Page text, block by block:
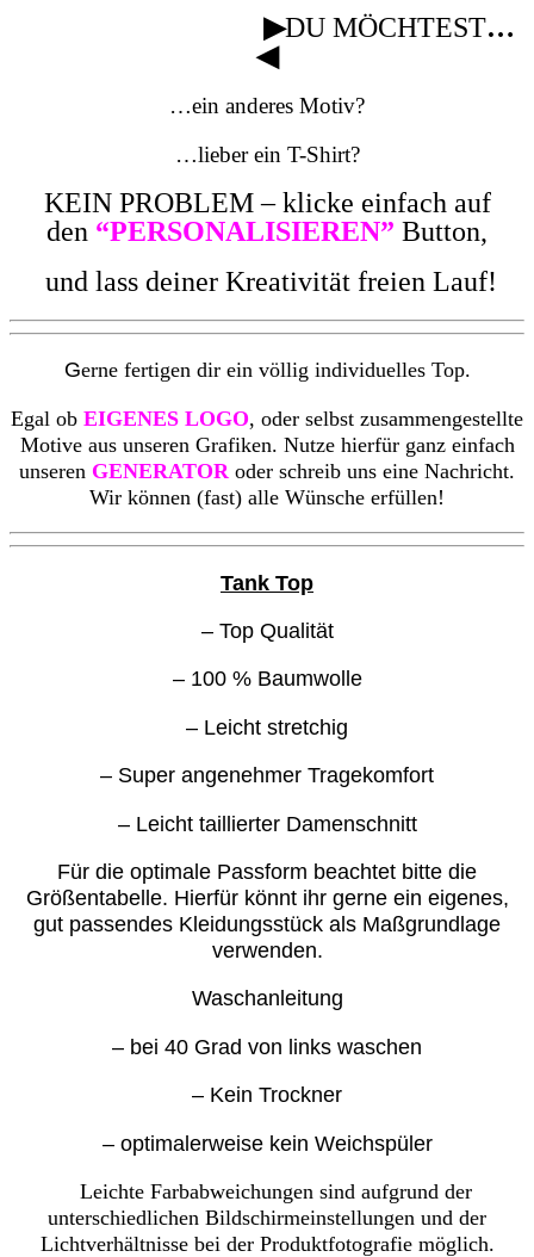
▶DU MÖCHTEST…
◀
…ein anderes Motiv?
…lieber ein T-Shirt?
KEIN PROBLEM – klicke einfach auf
den “PERSONALISIEREN” Button,
und lass deiner Kreativität freien Lauf!
Gerne fertigen dir ein völlig individuelles Top.
Egal ob EIGENES LOGO, oder selbst zusammengestellte
Motive aus unseren Grafiken. Nutze hierfür ganz einfach
unseren GENERATOR oder schreib uns eine Nachricht.
Wir können (fast) alle Wünsche erfüllen!
Tank Top
– Top Qualität
– 100 % Baumwolle
– Leicht stretchig
– Super angenehmer Tragekomfort
– Leicht taillierter Damenschnitt
Für die optimale Passform beachtet bitte die
Größentabelle. Hierfür könnt ihr gerne ein eigenes,
gut passendes Kleidungsstück als Maßgrundlage
verwenden.
Waschanleitung
– bei 40 Grad von links waschen
– Kein Trockner
– optimalerweise kein Weichspüler
Leichte Farbabweichungen sind aufgrund der
unterschiedlichen Bildschirmeinstellungen und der
Lichtverhältnisse bei der Produktfotografie möglich.